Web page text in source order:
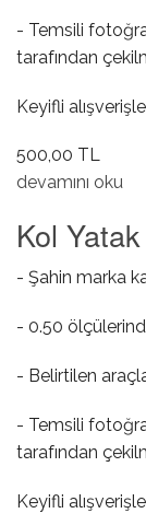
- Temsili
tarafından
Keyifli
500,00 TL
Kol Yatak
devamını oku
Kol Yatak
- Şahin marka
- 0.50
- Belirtilen
- Temsili
tarafından
Keyifli